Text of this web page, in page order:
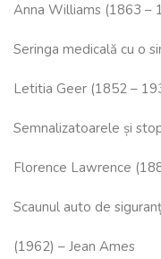
Anna Williams (1863 –
Seringa medicală cu o
Letitia Geer (1852 –
Semnalizatoarele și
Florence Lawrence
Scaunul auto de
(1962) – Jean Ames